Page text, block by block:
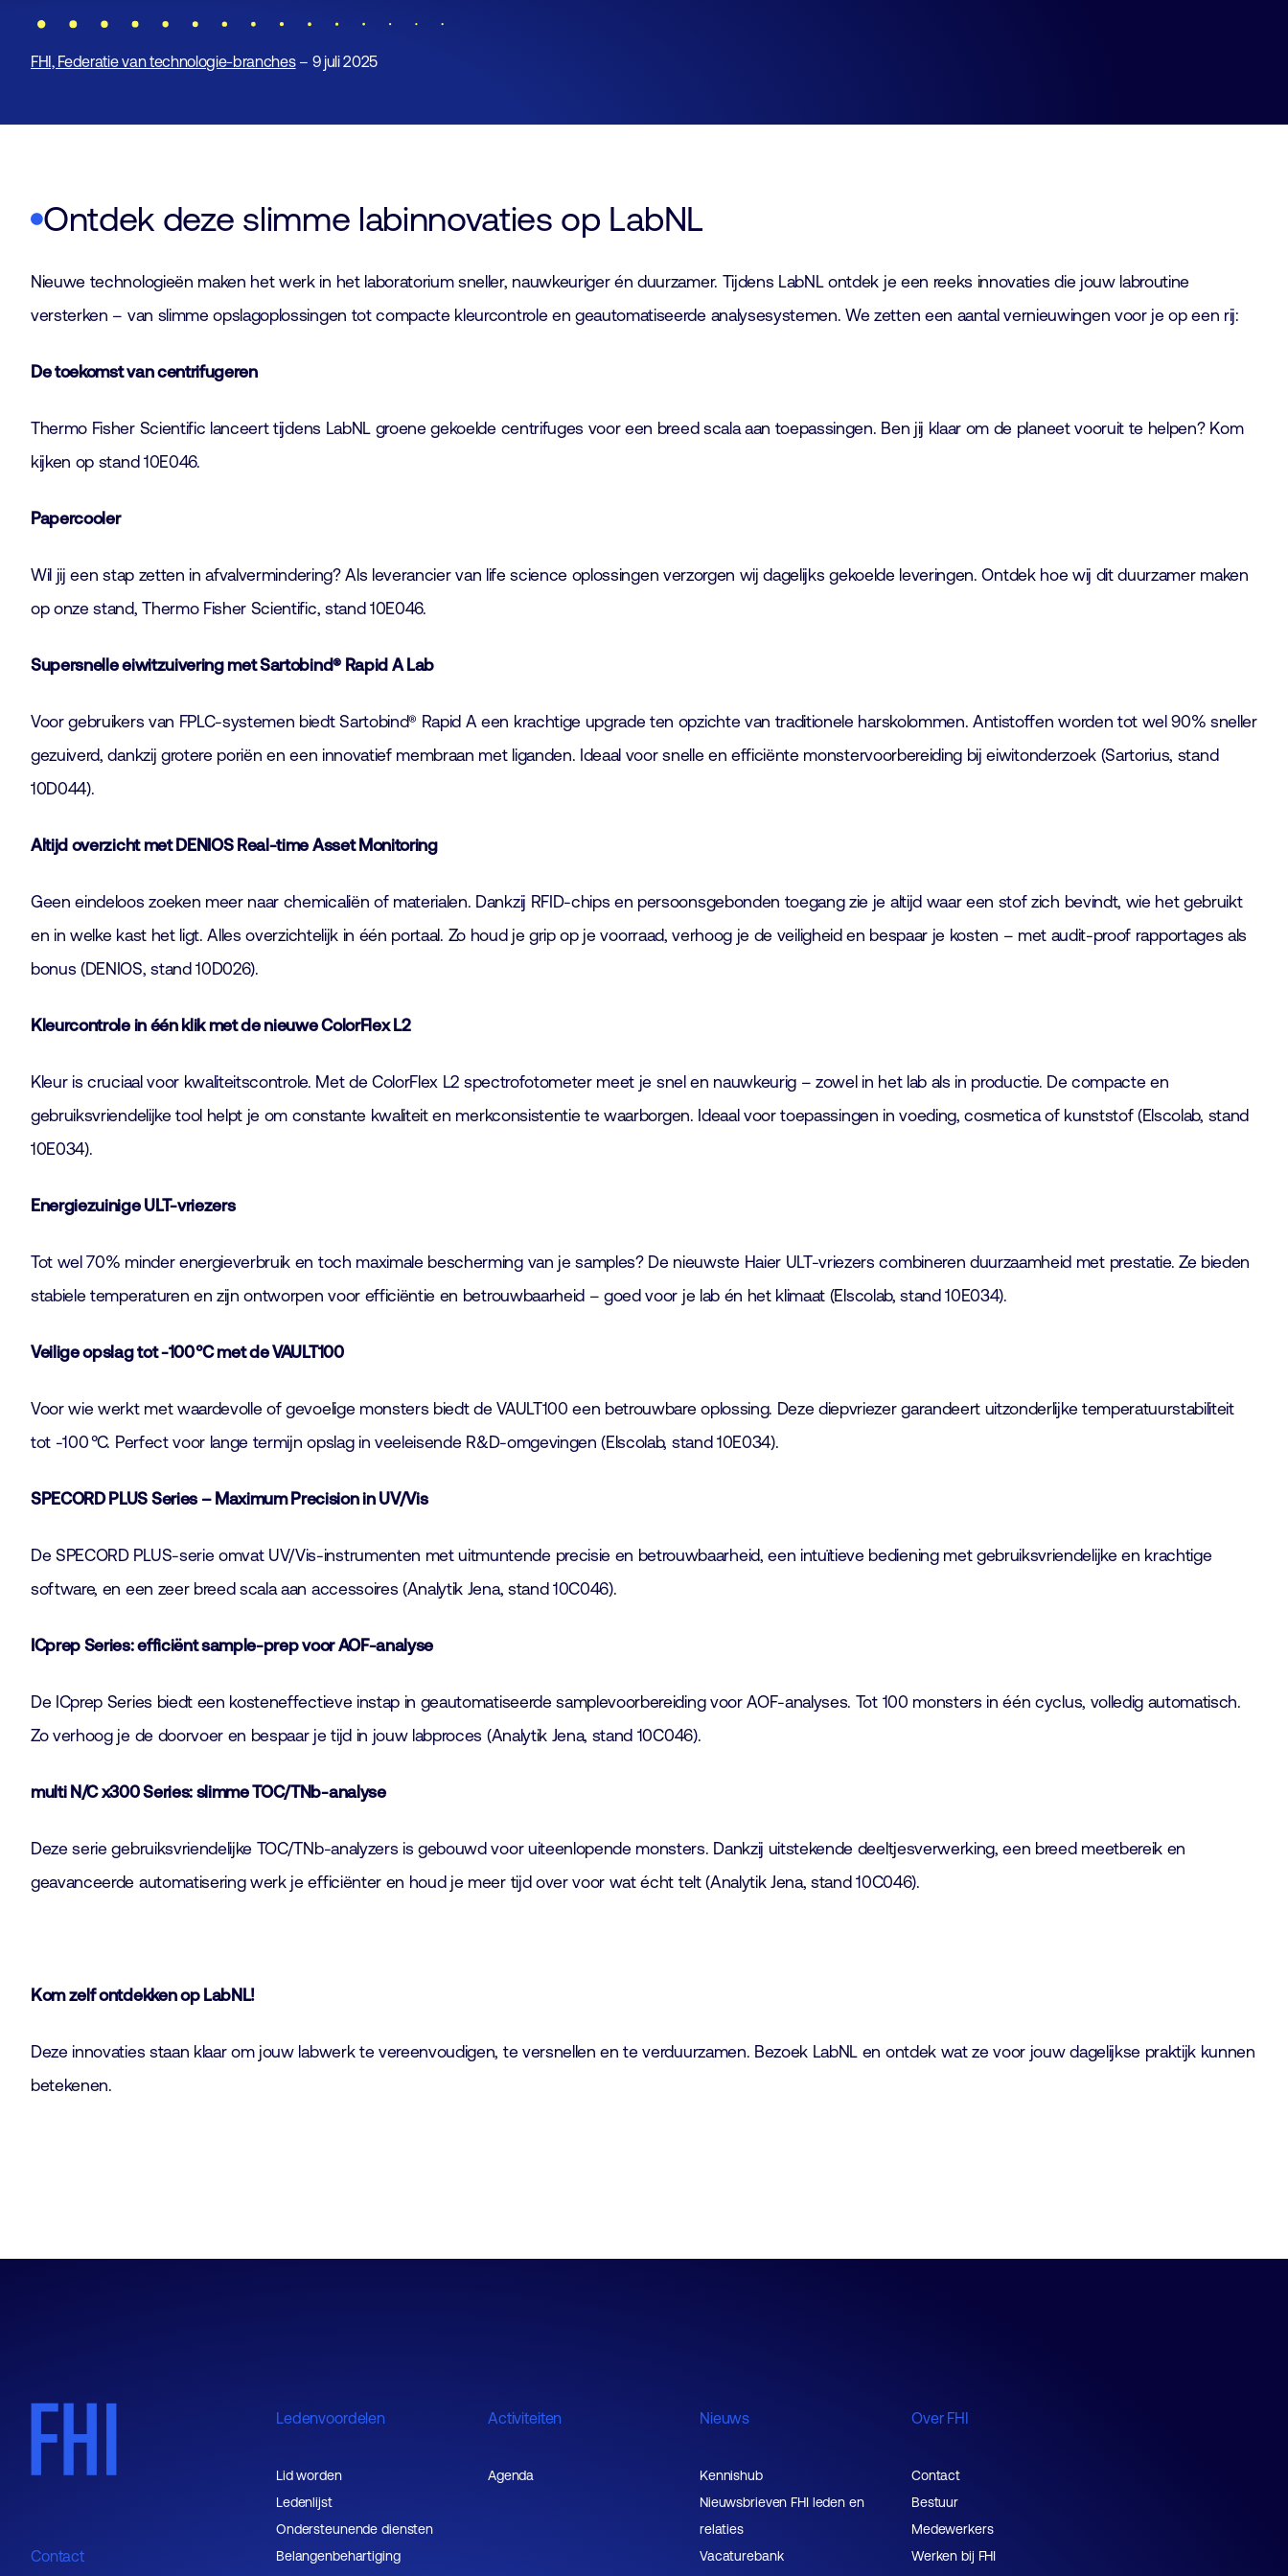
FHI, Federatie van technologie-branches– 9 juli 2025
Ontdek deze slimme labinnovaties op LabNL
Nieuwe technologieën maken het werk in het laboratorium sneller, nauwkeuriger én duurzamer. Tijdens LabNL ontdek je een reeks innovaties die jouw labroutine
versterken – van slimme opslagoplossingen tot compacte kleurcontrole en geautomatiseerde analysesystemen. We zetten een aantal vernieuwingen voor je op een rij:
De toekomst van centrifugeren
Thermo Fisher Scientific lanceert tijdens LabNL groene gekoelde centrifuges voor een breed scala aan toepassingen. Ben jij klaar om de planeet vooruit te helpen? Kom
kijken op stand 10E046.
Papercooler
Wil jij een stap zetten in afvalvermindering? Als leverancier van life science oplossingen verzorgen wij dagelijks gekoelde leveringen. Ontdek hoe wij dit duurzamer maken
op onze stand, Thermo Fisher Scientific, stand 10E046.
Supersnelle eiwitzuivering met Sartobind® Rapid A Lab
Voor gebruikers van FPLC-systemen biedt Sartobind® Rapid A een krachtige upgrade ten opzichte van traditionele harskolommen. Antistoffen worden tot wel 90% sneller
gezuiverd, dankzij grotere poriën en een innovatief membraan met liganden. Ideaal voor snelle en efficiënte monstervoorbereiding bij eiwitonderzoek (Sartorius, stand
10D044).
Altijd overzicht met DENIOS Real-time Asset Monitoring
Geen eindeloos zoeken meer naar chemicaliën of materialen. Dankzij RFID-chips en persoonsgebonden toegang zie je altijd waar een stof zich bevindt, wie het gebruikt
en in welke kast het ligt. Alles overzichtelijk in één portaal. Zo houd je grip op je voorraad, verhoog je de veiligheid en bespaar je kosten – met audit-proof rapportages als
bonus (DENIOS, stand 10D026).
Kleurcontrole in één klik met de nieuwe ColorFlex L2
Kleur is cruciaal voor kwaliteitscontrole. Met de ColorFlex L2 spectrofotometer meet je snel en nauwkeurig – zowel in het lab als in productie. De compacte en
gebruiksvriendelijke tool helpt je om constante kwaliteit en merkconsistentie te waarborgen. Ideaal voor toepassingen in voeding, cosmetica of kunststof (Elscolab, stand
10E034).
Energiezuinige ULT-vriezers
Tot wel 70% minder energieverbruik en toch maximale bescherming van je samples? De nieuwste Haier ULT-vriezers combineren duurzaamheid met prestatie. Ze bieden
stabiele temperaturen en zijn ontworpen voor efficiëntie en betrouwbaarheid – goed voor je lab én het klimaat (Elscolab, stand 10E034).
Veilige opslag tot -100°C met de VAULT100
Voor wie werkt met waardevolle of gevoelige monsters biedt de VAULT100 een betrouwbare oplossing. Deze diepvriezer garandeert uitzonderlijke temperatuurstabiliteit
tot -100 °C. Perfect voor lange termijn opslag in veeleisende R&D-omgevingen (Elscolab, stand 10E034).
SPECORD PLUS Series – Maximum Precision in UV/Vis
De SPECORD PLUS-serie omvat UV/Vis-instrumenten met uitmuntende precisie en betrouwbaarheid, een intuïtieve bediening met gebruiksvriendelijke en krachtige
software, en een zeer breed scala aan accessoires (Analytik Jena, stand 10C046).
ICprep Series: efficiënt sample-prep voor AOF-analyse
De ICprep Series biedt een kosteneffectieve instap in geautomatiseerde samplevoorbereiding voor AOF-analyses. Tot 100 monsters in één cyclus, volledig automatisch.
Zo verhoog je de doorvoer en bespaar je tijd in jouw labproces (Analytik Jena, stand 10C046).
multi N/C x300 Series: slimme TOC/TNb-analyse
Deze serie gebruiksvriendelijke TOC/TNb-analyzers is gebouwd voor uiteenlopende monsters. Dankzij uitstekende deeltjesverwerking, een breed meetbereik en
geavanceerde automatisering werk je efficiënter en houd je meer tijd over voor wat écht telt (Analytik Jena, stand 10C046).
Kom zelf ontdekken op LabNL!
Deze innovaties staan klaar om jouw labwerk te vereenvoudigen, te versnellen en te verduurzamen. Bezoek LabNL en ontdek wat ze voor jouw dagelijkse praktijk kunnen
betekenen.
Contact
Ledenvoordelen
Lid worden
Ledenlijst
Ondersteunende diensten
Belangenbehartiging
Activiteiten
Agenda
Nieuws
Kennishub
Nieuwsbrieven FHI leden en
relaties
Vacaturebank
Over FHI
Contact
Bestuur
Medewerkers
Werken bij FHI